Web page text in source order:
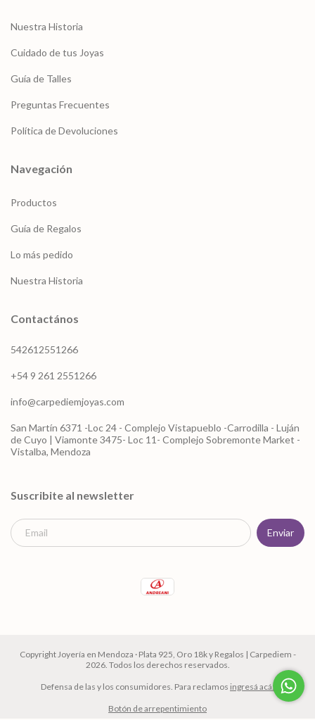
Nuestra Historia
Cuidado de tus Joyas
Guía de Talles
Preguntas Frecuentes
Política de Devoluciones
Navegación
Productos
Guía de Regalos
Lo más pedido
Nuestra Historia
Contactános
542612551266
+54 9 261 2551266
info@carpediemjoyas.com
San Martín 6371 -Loc 24 - Complejo Vistapueblo -Carrodilla - Luján
de Cuyo | Viamonte 3475- Loc 11- Complejo Sobremonte Market -
Vistalba, Mendoza
Suscribite al newsletter
Copyright Joyería en Mendoza · Plata 925, Oro 18k y Regalos | Carpediem -
2026. Todos los derechos reservados.
Defensa de las y los consumidores. Para reclamos ingresá acá.
Botón de arrepentimiento